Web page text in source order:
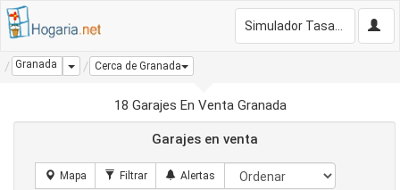
Granada Dropdown
Cerca de Granada
18 Garajes En Venta Granada
Garajes en venta